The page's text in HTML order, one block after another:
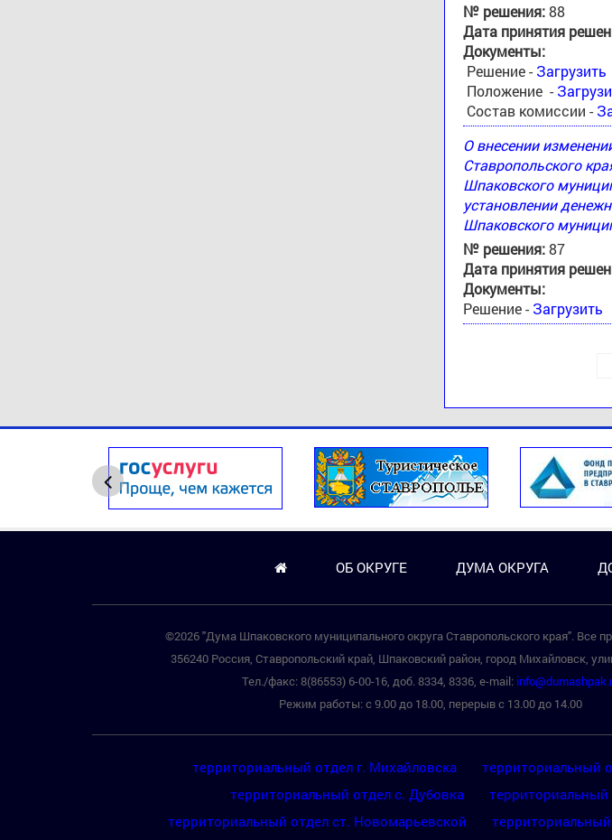
№ решения:88
Дата принятия
Документы:
Решение - Загрузить
Положение -
Состав комиссии -
О внесении
Ставропольского
Шпаковского
установлении
Шпаковского
№ решения:87
Дата принятия
Документы:
Решение - Загрузить
ОБ ОКРУГЕ ДУМА ОКРУГА
©2026 "Дума Шпаковского муниципального округа Ставропольского края". Все
356240 Россия, Ставропольский край, Шпаковский район, город Михайловск,
Тел./факс: 8(86553) 6-00-16, доб. 8334, 8336, e-mail:
Режим работы: с 9.00 до 18.00, перерыв с 13.00 до 14.00
территориальный отдел г. Михайловска территориальный
территориальный отдел с. Дубовка
территориальный
территориальный отдел ст. Новомарьевской